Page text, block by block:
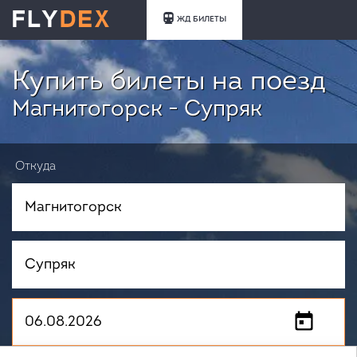
ЖД БИЛЕТЫ
Купить билеты на поезд
Магнитогорск - Супряк
Откуда